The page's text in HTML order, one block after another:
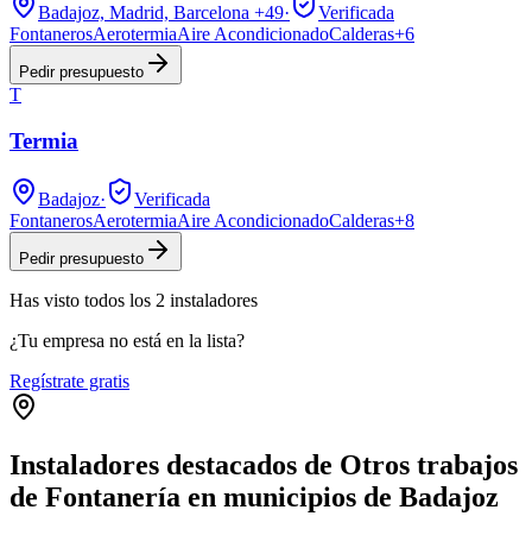
Badajoz, Madrid, Barcelona +49·
Verificada
FontanerosAerotermiaAire AcondicionadoCalderas+6
Pedir presupuesto
T
Termia
Badajoz·
Verificada
FontanerosAerotermiaAire AcondicionadoCalderas+8
Pedir presupuesto
Has visto todos los 2 instaladores
¿Tu empresa no está en la lista?
Regístrate gratis
Instaladores destacados de Otros trabajos
de Fontanería en municipios de Badajoz